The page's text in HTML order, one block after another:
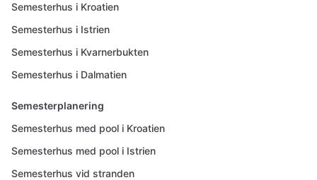
Semesterhus i Kroatien
Semesterhus i Istrien
Semesterhus i Kvarnerbukten
Semesterhus i Dalmatien
Semesterplanering
Semesterhus med pool i Kroatien
Semesterhus med pool i Istrien
Semesterhus vid stranden